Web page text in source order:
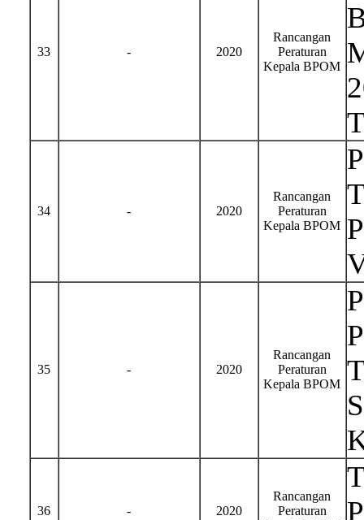
33 - 2020
Rancangan
Peraturan
Kepala BPOM
34 - 2020
Rancangan
Peraturan
Kepala BPOM
35 - 2020
Rancangan
Peraturan
Kepala BPOM
36 - 2020
Rancangan
Peraturan